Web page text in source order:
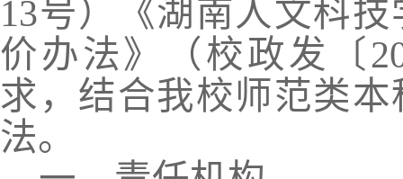
13号）《湖南人文科
价办法》（校政发〔
求，结合我校师范类
法。